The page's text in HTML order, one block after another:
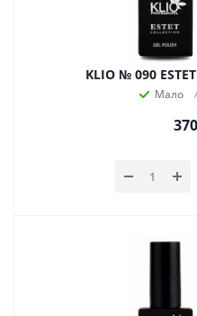
KLIO № 090
Мало
370